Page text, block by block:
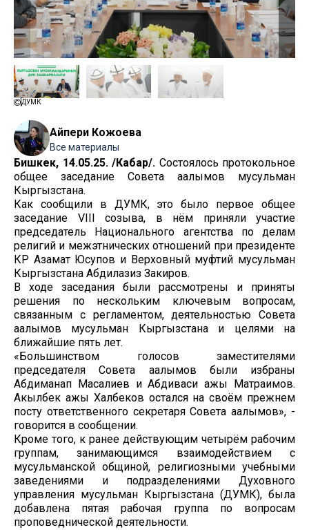
ДУМК
Айпери Кожоева
Все материалы
Бишкек, 14.05.25. /Кабар/. Состоялось протокольное
общее заседание Совета аалымов мусульман
Кыргызстана.
Как сообщили в ДУМК, это было первое общее
заседание VIII созыва, в нём приняли участие
председатель Национального агентства по делам
религий и межэтнических отношений при президенте
КР Азамат Юсупов и Верховный муфтий мусульман
Кыргызстана Абдилазиз Закиров.
В ходе заседания были рассмотрены и приняты
решения по нескольким ключевым вопросам,
связанным с регламентом, деятельностью Совета
аалымов мусульман Кыргызстана и целями на
ближайшие пять лет.
«Большинством голосов заместителями
председателя Совета аалымов были избраны
Абдиманап Масалиев и Абдиваси ажы Матраимов.
Акылбек ажы Халбеков остался на своём прежнем
посту ответственного секретаря Совета аалымов», -
говорится в сообщении.
Кроме того, к ранее действующим четырём рабочим
группам, занимающимся взаимодействием с
мусульманской общиной, религиозными учебными
заведениями и подразделениями Духовного
управления мусульман Кыргызстана (ДУМК), была
добавлена пятая рабочая группа по вопросам
проповеднической деятельности.